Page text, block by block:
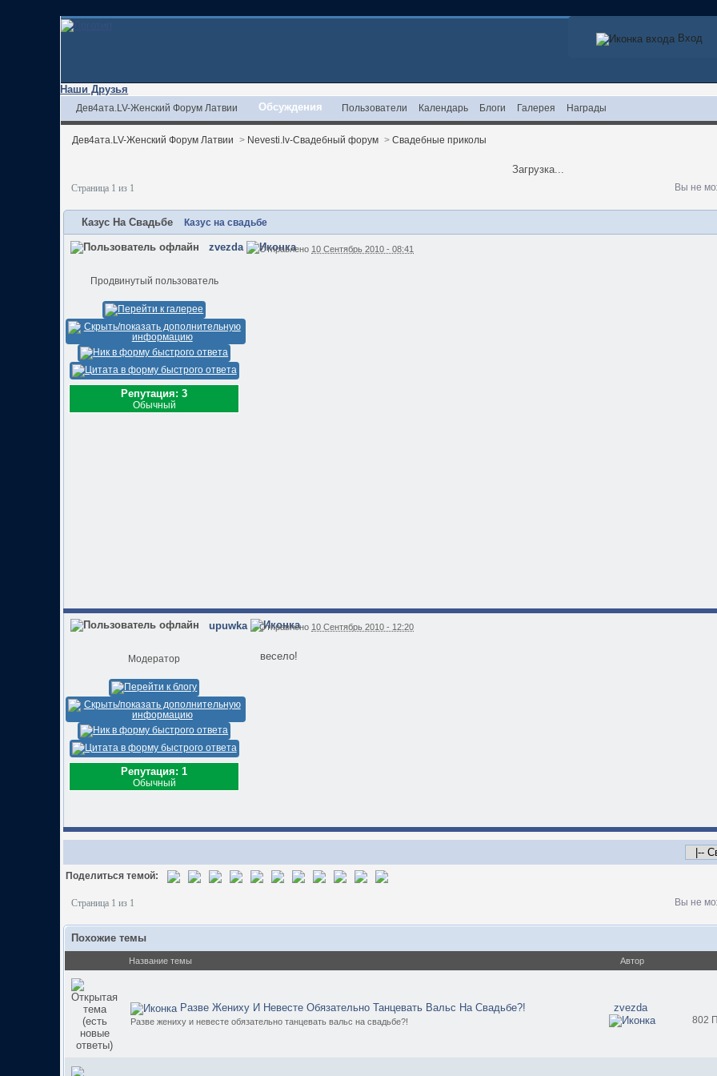
Вход
Наши Друзья
Дев4ата.LV-Женский Форум Латвии Обсуждения Пользователи Календарь Блоги Галерея Награды
Дев4ата.LV-Женский Форум Латвии > Nevesti.lv-Свадебный форум > Свадебные приколы
Загрузка...
Страница 1 из 1 Вы не
Казус На Свадьбе Казус на свадьбе
zvezda
Продвинутый пользователь
Репутация: 3
Обычный
Отправлено 10 Сентябрь 2010 - 08:41
upuwka
Модератор
Репутация: 1
Обычный
Отправлено 10 Сентябрь 2010 - 12:20
весело!
Поделиться темой:
Страница 1 из 1 Вы не
Похожие темы
Название темы Автор
Разве Жениху И Невесте Обязательно Танцевать Вальс На Свадьбе?!
Разве жениху и невесте обязательно танцевать вальс на свадьбе?!
zvezda
802